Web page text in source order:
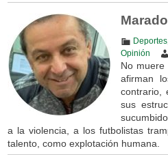
Deportes,
Opinión
No muere
afirman
contrario,
sus
a la violencia, a los futbolistas
talento, como explotación humana.